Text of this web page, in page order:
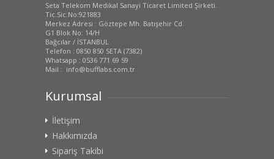
Seta Telekom Medikal Sanayi Ticaret Limited Şirketi.
Tic.Sic.No:921883
Merkez Adresi : Göztepe Mh. Batışehir Cd.
G1 Blok No: 14/H
Bağcılar / İSTANBUL
Telefon : 0850 850 SETA (7382)
Whatsapp : 0536 771 69 59
Mail : info@bufflabs.com.tr
Kurumsal
İletişim
Hakkımızda
Sipariş Takibi